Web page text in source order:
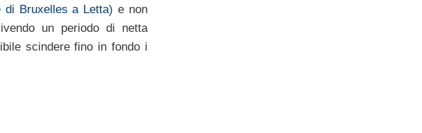
di Bruxelles a Letta) e non
un periodo di netta
scindere fino in fondo i